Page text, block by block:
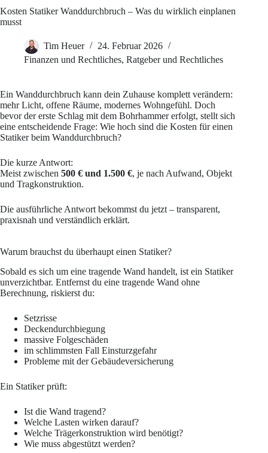
Kosten Statiker Wanddurchbruch – Was du wirklich einplanen
musst
Tim Heuer
24. Februar 2026
Finanzen und Rechtliches, Ratgeber und Rechtliches
Ein Wanddurchbruch kann dein Zuhause komplett verändern:
mehr Licht, offene Räume, modernes Wohngefühl. Doch
bevor der erste Schlag mit dem Bohrhammer erfolgt, stellt sich
eine entscheidende Frage: Wie hoch sind die Kosten für einen
Statiker beim Wanddurchbruch?
Die kurze Antwort:
Meist zwischen 500 € und 1.500 €, je nach Aufwand, Objekt
und Tragkonstruktion.
Die ausführliche Antwort bekommst du jetzt – transparent,
praxisnah und verständlich erklärt.
Warum brauchst du überhaupt einen Statiker?
Sobald es sich um eine tragende Wand handelt, ist ein Statiker
unverzichtbar. Entfernst du eine tragende Wand ohne
Berechnung, riskierst du:
Setzrisse
Deckendurchbiegung
massive Folgeschäden
im schlimmsten Fall Einsturzgefahr
Probleme mit der Gebäudeversicherung
Ein Statiker prüft:
Ist die Wand tragend?
Welche Lasten wirken darauf?
Welche Trägerkonstruktion wird benötigt?
Wie muss abgestützt werden?